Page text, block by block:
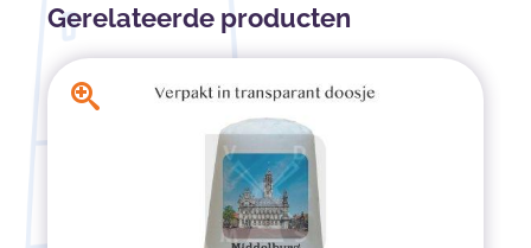
Gerelateerde producten